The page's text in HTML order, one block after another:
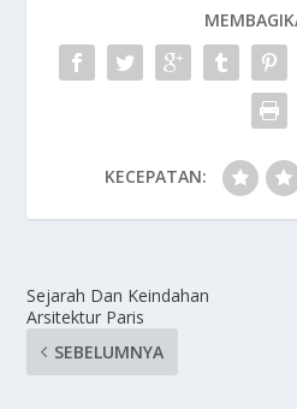
KECEPATAN:
Sejarah Dan Keindahan
Arsitektur Paris
SEBELUMNYA